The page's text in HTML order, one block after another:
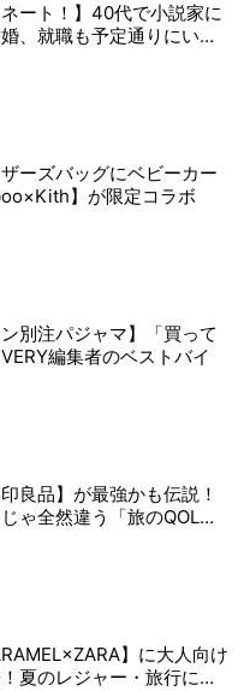
ネート！】40代で小説家に
、就職も予定通りにいか
朝倉かすみさん
ーズバッグにベビーカー
】が限定コラボ
ン別注パジャマ】「買って
編集者のベストバイ
良品】が最強かも伝説！
ゃ全然違う「旅のQOL爆
】に大人向け
夏のレジャー・旅行にも